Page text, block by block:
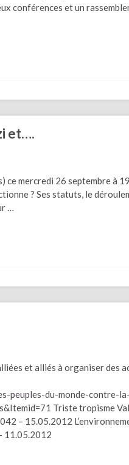
conférences et un
et….
ce mercredi 26 septembre à
? Ses statuts, le
…
et alliés à organiser des
peuples-du-monde-contre-
Triste tropisme
– 15.05.2012
11.05.2012